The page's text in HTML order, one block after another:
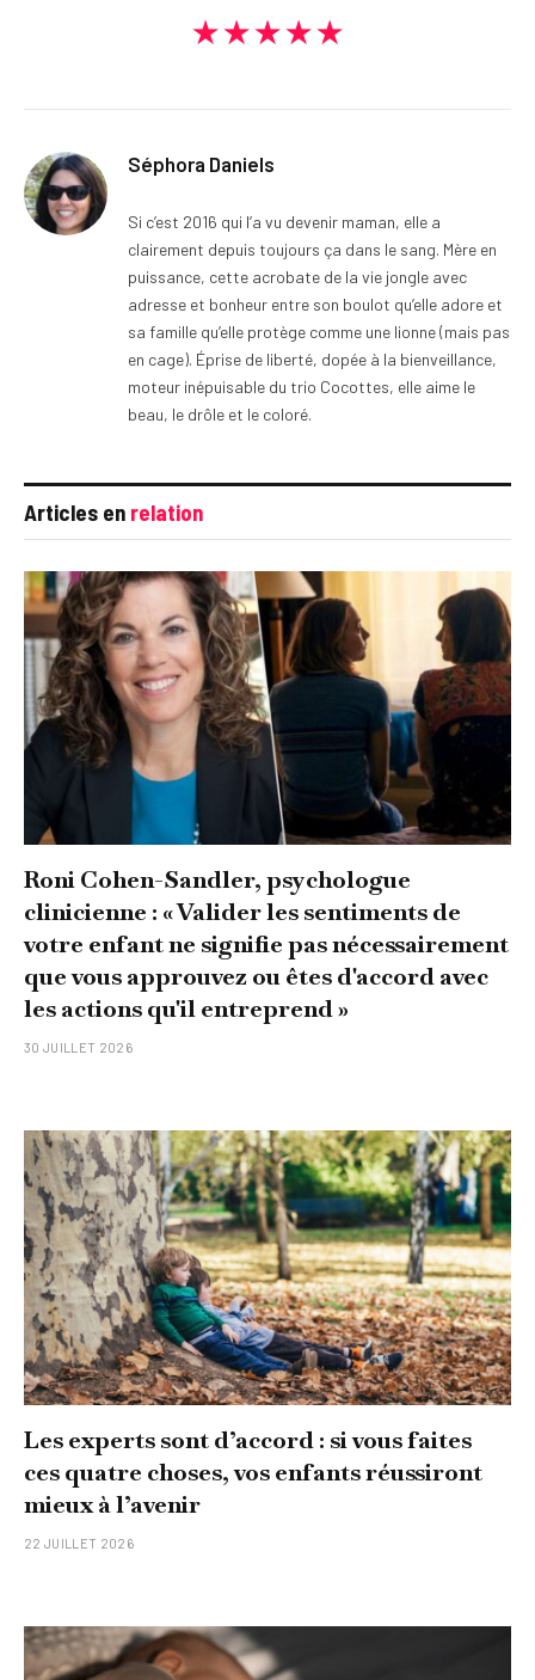
★★★★★
Séphora Daniels
Si c’est 2016 qui l’a vu devenir maman, elle a
clairement depuis toujours ça dans le sang. Mère en
puissance, cette acrobate de la vie jongle avec
adresse et bonheur entre son boulot qu’elle adore et
sa famille qu’elle protège comme une lionne (mais pas
en cage). Éprise de liberté, dopée à la bienveillance,
moteur inépuisable du trio Cocottes, elle aime le
beau, le drôle et le coloré.
Articles en relation
Roni Cohen-Sandler, psychologue
clinicienne : « Valider les sentiments de
votre enfant ne signifie pas nécessairement
que vous approuvez ou êtes d'accord avec
les actions qu'il entreprend »
30 JUILLET 2026
Les experts sont d’accord : si vous faites
ces quatre choses, vos enfants réussiront
mieux à l’avenir
22 JUILLET 2026